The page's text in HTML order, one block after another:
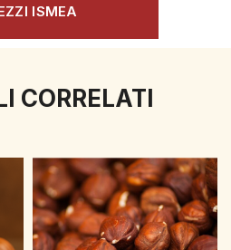
ISMEA
CORRELATI